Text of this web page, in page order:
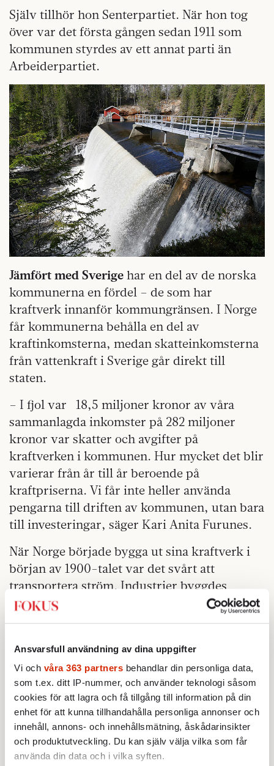
Ansvarsfull användning av dina uppgifter
Vi och våra 363 partners behandlar din personliga data,
som t.ex. ditt IP-nummer, och använder teknologi såsom
cookies för att lagra och få tillgång till information på din
enhet för att kunna tillhandahålla personliga annonser och
innehåll, annons- och innehållsmätning, åskådarinsikter
och produktutveckling. Du kan själv välja vilka som får
använda din data och i vilka syften.
Själv tillhör hon Senterpartiet. När hon tog
över var det första gången sedan 1911 som
kommunen styrdes av ett annat parti än
Arbeiderpartiet.
Jämfört med Sverige har en del av de norska
kommunerna en fördel – de som har
kraftverk innanför kommungränsen. I Norge
får kommunerna behålla en del av
kraftinkomsterna, medan skatteinkomsterna
från vattenkraft i Sverige går direkt till
staten.
– I fjol var
18,5 miljoner kronor av våra
sammanlagda inkomster på 282 miljoner
kronor var skatter och avgifter på
kraftverken i kommunen. Hur mycket det blir
varierar från år till år beroende på
kraftpriserna. Vi får inte heller använda
pengarna till driften av kommunen, utan bara
till investeringar, säger Kari Anita Furunes.
När Norge började bygga ut sina kraftverk i
början av 1900-talet var det svårt att
transportera ström. Industrier byggdes
därför upp i närheten av kraftverken. I
Meråker fanns det såväl koppar som kalk.
Astrup och Fearnley, och utländska företag
investerade i olika industriprojekt. Den
amerikanska kemikoncernen Union carbide
drev 1928 – 1981 ett smältverk som var
kommunens största arbetsgivare. Det köptes
upp 1981 av norska Elkem, men lades ner
2006.